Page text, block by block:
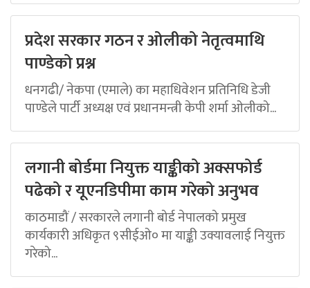
प्रदेश सरकार गठन र ओलीको नेतृत्वमाथि
पाण्डेको प्रश्न
धनगढी/ नेकपा (एमाले) का महाधिवेशन प्रतिनिधि डेजी
पाण्डेले पार्टी अध्यक्ष एवं प्रधानमन्त्री केपी शर्मा ओलीको...
लगानी बोर्डमा नियुक्त याङ्कीको अक्सफोर्ड
पढेको र यूएनडिपीमा काम गरेको अनुभव
काठमाडौं / सरकारले लगानी बोर्ड नेपालको प्रमुख
कार्यकारी अधिकृत ९सीईओ० मा याङ्की उक्यावलाई नियुक्त
गरेको...